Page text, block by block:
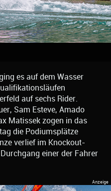
es auf dem Wasser
auf sechs Rider.
Sam Esteve, Amado
Matissek zogen in das
die Podiumsplätze
verlief im Knockout-
einer der Fahrer